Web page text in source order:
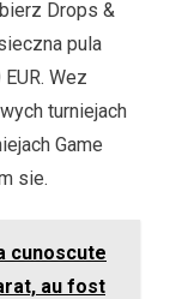
Drops &
pula
Wez
turniejach
Game
sie.
cunoscute
au fost